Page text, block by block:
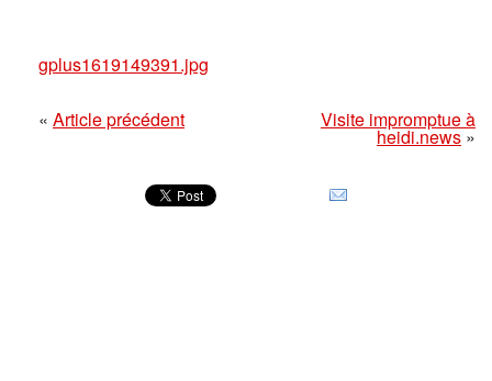
gplus1619149391.jpg
« Article précédent Visite impromptue à
heidi.news»